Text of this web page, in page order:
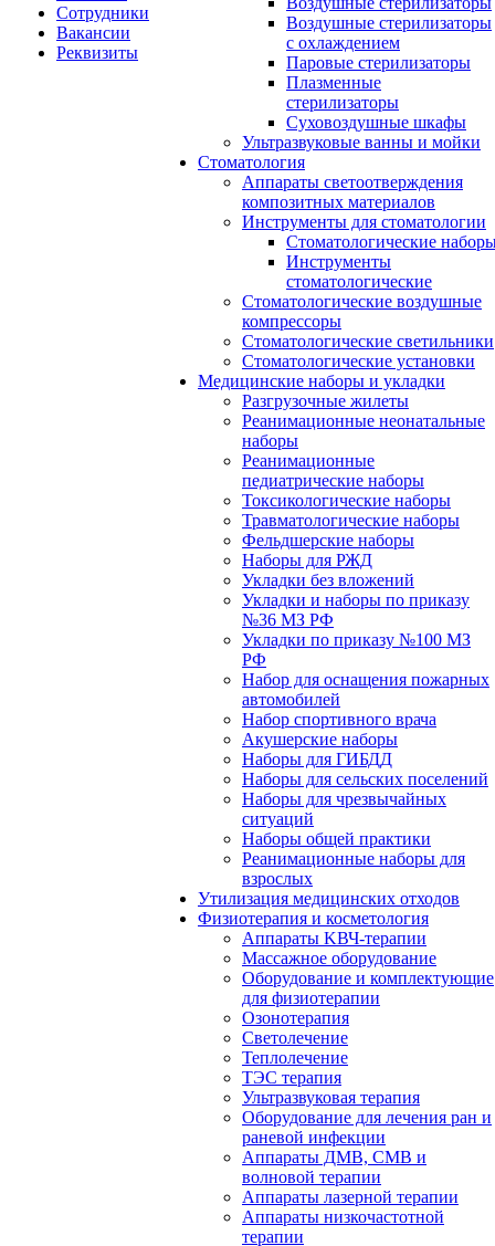
Сотрудники
Вакансии
Реквизиты
Воздушные стерилизаторы
с охлаждением
Паровые стерилизаторы
Плазменные
стерилизаторы
Суховоздушные шкафы
Ультразвуковые ванны и мойки
Стоматология
Аппараты светоотверждения
композитных материалов
Инструменты для стоматологии
Стоматологические
Инструменты
стоматологические
Стоматологические воздушные
компрессоры
Стоматологические светильники
Стоматологические установки
Медицинские наборы и укладки
Разгрузочные жилеты
Реанимационные неонатальные
наборы
Реанимационные
педиатрические наборы
Токсикологические наборы
Травматологические наборы
Фельдшерские наборы
Наборы для РЖД
Укладки без вложений
Укладки и наборы по приказу
№36 МЗ РФ
Укладки по приказу №100 МЗ
РФ
Набор для оснащения пожарных
автомобилей
Набор спортивного врача
Акушерские наборы
Наборы для ГИБДД
Наборы для сельских поселений
Наборы для чрезвычайных
ситуаций
Наборы общей практики
Реанимационные наборы для
взрослых
Утилизация медицинских отходов
Физиотерапия и косметология
Аппараты KВЧ-терапии
Массажное оборудование
Оборудование и комплектующие
для физиотерапии
Озонотерапия
Светолечение
Теплолечение
ТЭС терапия
Ультразвуковая терапия
Оборудование для лечения ран и
раневой инфекции
Аппараты ДМВ, СМВ и
волновой терапии
Аппараты лазерной терапии
Аппараты низкочастотной
терапии